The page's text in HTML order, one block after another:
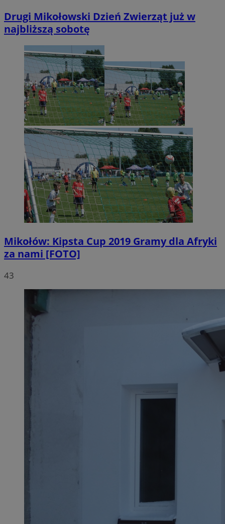
Drugi Mikołowski Dzień Zwierząt już w
najbliższą sobotę
Mikołów: Kipsta Cup 2019 Gramy dla Afryki
za nami [FOTO]
43